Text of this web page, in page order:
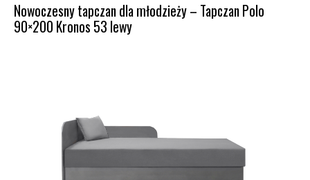
Nowoczesny tapczan dla młodzieży – Tapczan Polo
90×200 Kronos 53 lewy